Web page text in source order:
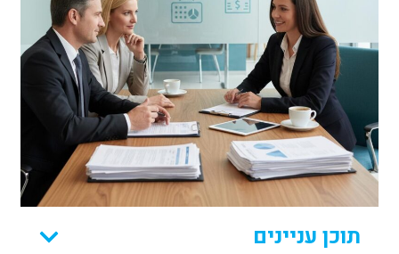
תוכן עניינים